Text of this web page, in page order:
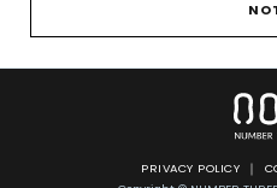
PRIVACY POLICY